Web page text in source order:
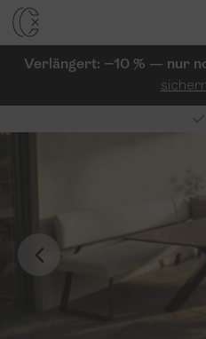
Verlängert: −10 % — nur